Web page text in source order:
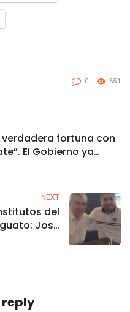
0 651
fortuna con
El Gobierno ya
NEXT
del
José
reply